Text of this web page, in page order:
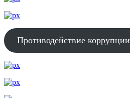
Противодействие коррупции